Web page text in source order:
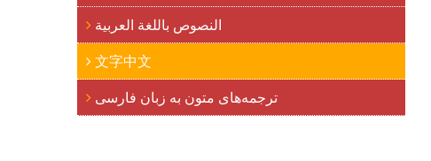
النصوص باللغة العربية
文字中文
ترجمه‌های متون به زبان فارسی